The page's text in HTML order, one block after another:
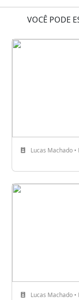
VOCÊ PODE
Lucas Machado
Lucas Machado